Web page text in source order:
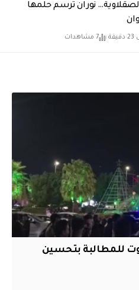
نوران ترسم حلمها
7 مشاهدات
للمطالبة بتحسين